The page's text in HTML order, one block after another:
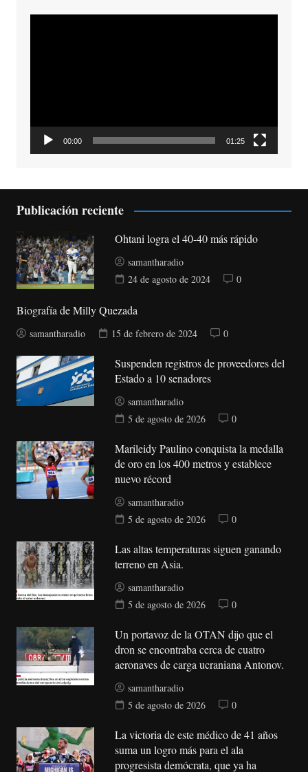
00:00 01:25
Publicación reciente
Ohtani logra el 40-40 más rápido
samantharadio
24 de agosto de 2024
0
Biografía de Milly Quezada
samantharadio 15 de febrero de 2024 0
Suspenden registros de proveedores del
Estado a 10 senadores
samantharadio
5 de agosto de 2026
0
Marileidy Paulino conquista la medalla
de oro en los 400 metros y establece
nuevo récord
samantharadio
5 de agosto de 2026
0
Las altas temperaturas siguen ganando
terreno en Asia.
samantharadio
5 de agosto de 2026
0
Un portavoz de la OTAN dijo que el
dron se encontraba cerca de cuatro
aeronaves de carga ucraniana Antonov.
samantharadio
5 de agosto de 2026
0
La victoria de este médico de 41 años
suma un logro más para el ala
progresista demócrata, que ya ha